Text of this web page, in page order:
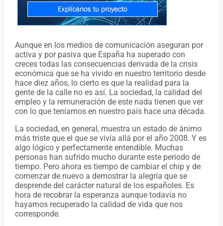
Aunque en los medios de comunicación aseguran por
activa y por pasiva que España ha superado con
creces todas las consecuencias derivada de la crisis
económica que se ha vivido en nuestro territorio desde
hace diez años, lo cierto es que la realidad para la
gente de la calle no es así. La sociedad, la calidad del
empleo y la remuneración de este nada tienen que ver
con lo que teníamos en nuestro país hace una década.
La sociedad, en general, muestra un estado de ánimo
más triste que el que se vivía allá por el año 2008. Y es
algo lógico y perfectamente entendible. Muchas
personas han sufrido mucho durante este periodo de
tiempo. Pero ahora es tiempo de cambiar el chip y de
comenzar de nuevo a demostrar la alegría que se
desprende del carácter natural de los españoles. Es
hora de recobrar la esperanza aunque todavía no
hayamos recuperado la calidad de vida que nos
corresponde.